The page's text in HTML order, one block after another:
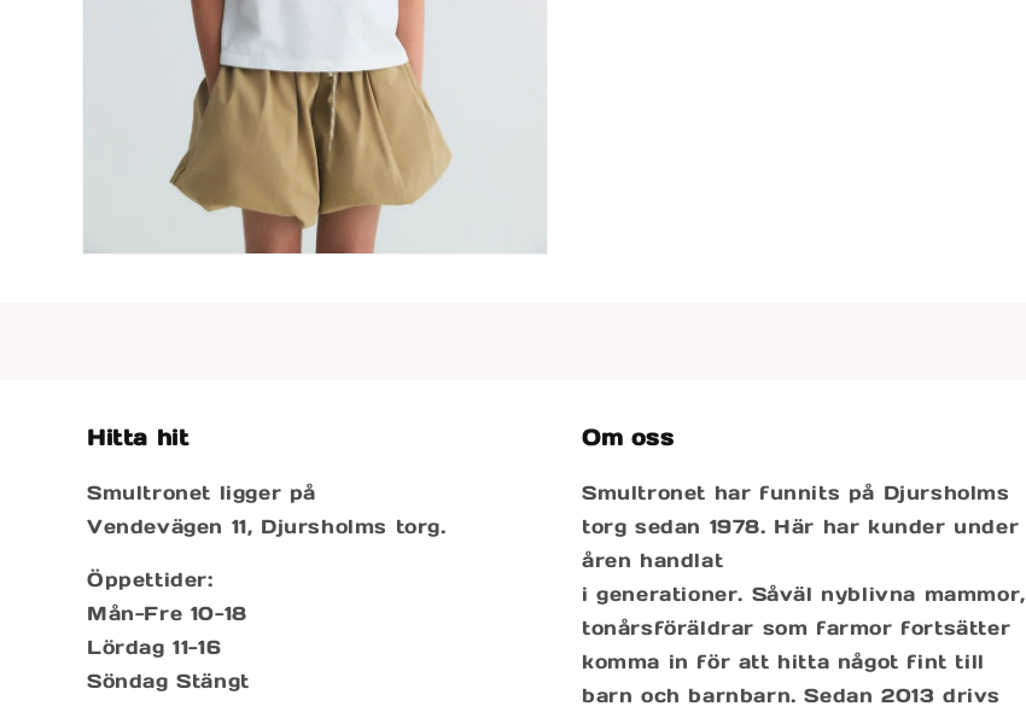
Hitta hit
Smultronet ligger på
Vendevägen 11, Djursholms torg.
Öppettider:
Mån-Fre 10-18
Lördag 11-16
Söndag Stängt
Om oss
Smultronet har funnits på Djursholms
torg sedan 1978. Här har kunder under
åren handlat
i generationer. Såväl nyblivna mammor,
tonårsföräldrar som farmor fortsätter
komma in för att hitta något fint till
barn och barnbarn. Sedan 2013 drivs